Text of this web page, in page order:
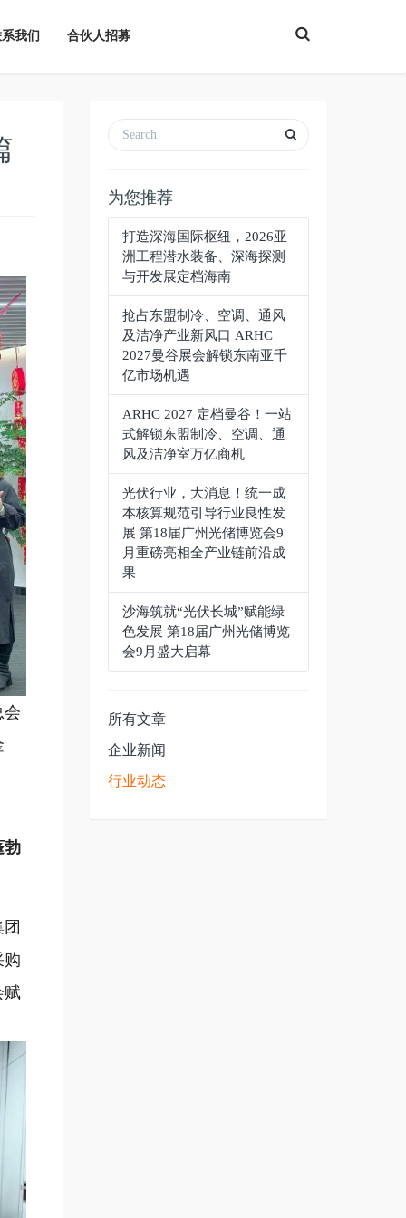
T
o
g
e
a
r
我们 合伙人招募
会
勃
购
赋
为您推荐
打造深海国际枢纽，2026亚
洲工程潜水装备、深海探测
与开发展定档海南
抢占东盟制冷、空调、通风
及洁净产业新风口 ARHC
2027曼谷展会解锁东南亚千
亿市场机遇
ARHC 2027 定档曼谷！一站
式解锁东盟制冷、空调、通
风及洁净室万亿商机
光伏行业，大消息！统一成
本核算规范引导行业良性发
展 第18届广州光储博览会9
月重磅亮相全产业链前沿成
果
沙海筑就“光伏长城”赋能绿
色发展 第18届广州光储博览
会9月盛大启幕
所有文章
企业新闻
行业动态